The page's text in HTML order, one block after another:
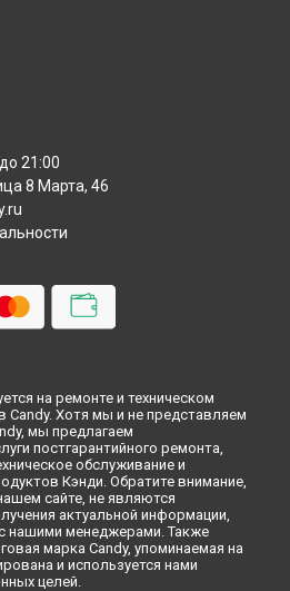
GO 1074 L Candy в
GO 1074 L Candy в
GO 1074 L Candy в
GO 1074 L Candy в
GO 1074 L Candy в
GO 1074 L Candy в
GO 1074 L Candy в
21:00
8 Марта, 46
на ремонте и техническом
Candy. Хотя мы и не представляем
мы предлагаем
постгарантийного ремонта,
обслуживание и
Кэнди. Обратите внимание,
сайте, не являются
актуальной информации,
нашими менеджерами. Также
марка Candy, упоминаемая на
и используется нами
целей.